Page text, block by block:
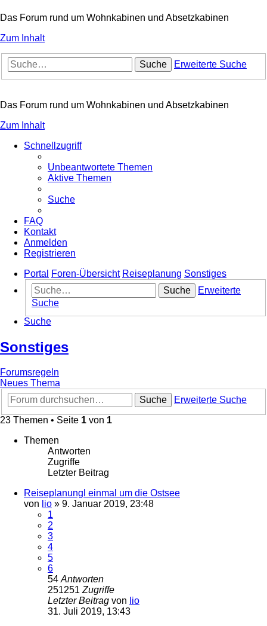
Das Forum rund um Wohnkabinen und Absetzkabinen
Zum Inhalt
Suche Erweiterte Suche
Das Forum rund um Wohnkabinen und Absetzkabinen
Zum Inhalt
Schnellzugriff
Unbeantwortete Themen
Aktive Themen
Suche
FAQ
Kontakt
Anmelden
Registrieren
Portal
Foren-Übersicht Reiseplanung Sonstiges
Suche
Erweiterte
Suche
Suche
Sonstiges
Forumsregeln
Neues Thema
Suche
Erweiterte Suche
23 Themen • Seite 1 von 1
Themen
Antworten
Zugriffe
Letzter Beitrag
Reiseplanungl einmal um die Ostsee
von lio » 9. Januar 2019, 23:48
1
2
3
4
5
6
54 Antworten
251251 Zugriffe
Letzter Beitrag von lio
31. Juli 2019, 13:43